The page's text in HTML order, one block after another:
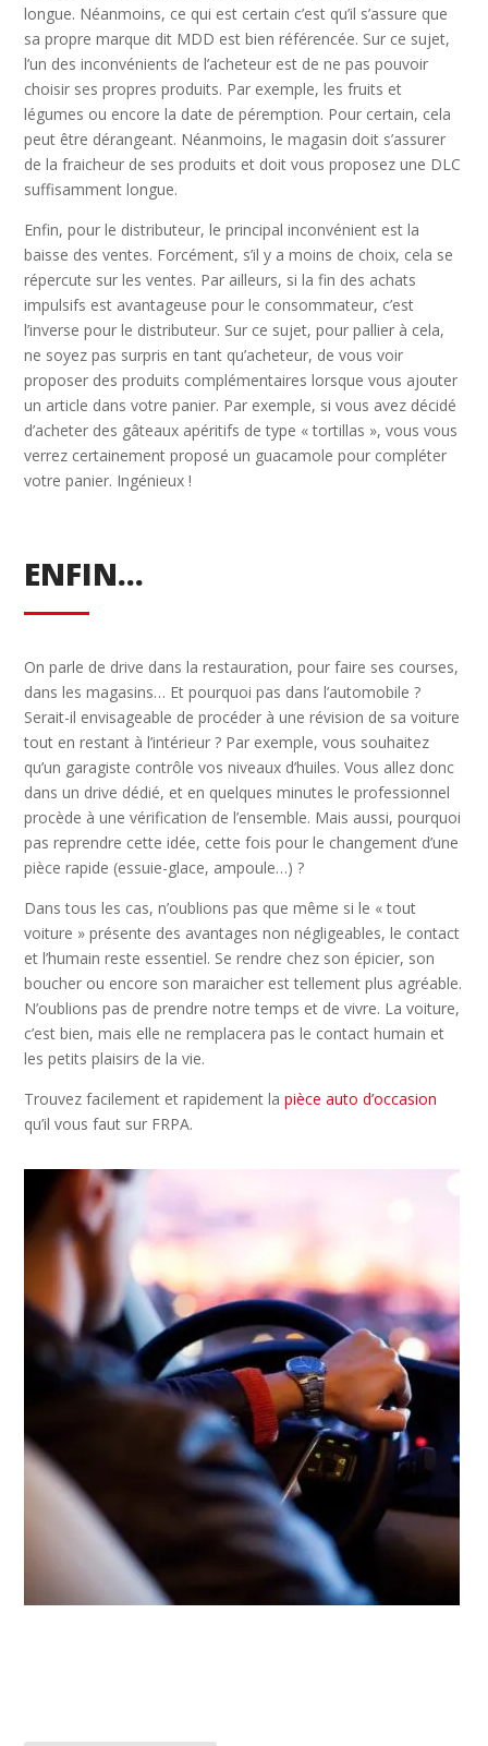
longue. Néanmoins, ce qui est certain c’est qu’il s’assure que
sa propre marque dit MDD est bien référencée. Sur ce sujet,
l’un des inconvénients de l’acheteur est de ne pas pouvoir
choisir ses propres produits. Par exemple, les fruits et
légumes ou encore la date de péremption. Pour certain, cela
peut être dérangeant. Néanmoins, le magasin doit s’assurer
de la fraicheur de ses produits et doit vous proposez une DLC
suffisamment longue.
Enfin, pour le distributeur, le principal inconvénient est la
baisse des ventes. Forcément, s’il y a moins de choix, cela se
répercute sur les ventes. Par ailleurs, si la fin des achats
impulsifs est avantageuse pour le consommateur, c’est
l’inverse pour le distributeur. Sur ce sujet, pour pallier à cela,
ne soyez pas surpris en tant qu’acheteur, de vous voir
proposer des produits complémentaires lorsque vous ajouter
un article dans votre panier. Par exemple, si vous avez décidé
d’acheter des gâteaux apéritifs de type « tortillas », vous vous
verrez certainement proposé un guacamole pour compléter
votre panier. Ingénieux !
ENFIN…
On parle de drive dans la restauration, pour faire ses courses,
dans les magasins… Et pourquoi pas dans l’automobile ?
Serait-il envisageable de procéder à une révision de sa voiture
tout en restant à l’intérieur ? Par exemple, vous souhaitez
qu’un garagiste contrôle vos niveaux d’huiles. Vous allez donc
dans un drive dédié, et en quelques minutes le professionnel
procède à une vérification de l’ensemble. Mais aussi, pourquoi
pas reprendre cette idée, cette fois pour le changement d’une
pièce rapide (essuie-glace, ampoule…) ?
Dans tous les cas, n’oublions pas que même si le « tout
voiture » présente des avantages non négligeables, le contact
et l’humain reste essentiel. Se rendre chez son épicier, son
boucher ou encore son maraicher est tellement plus agréable.
N’oublions pas de prendre notre temps et de vivre. La voiture,
c’est bien, mais elle ne remplacera pas le contact humain et
les petits plaisirs de la vie.
Trouvez facilement et rapidement lapièce auto d’occasion
qu’il vous faut sur FRPA.